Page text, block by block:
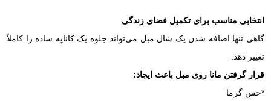
انتخابی مناسب برای تکمیل فضای زندگی
گاهی تنها اضافه شدن یک شال مبل می‌تواند جلوه یک کاناپه ساده را کاملاً
تغییر دهد.
قرار گرفتن مانا روی مبل باعث ایجاد:
*حس گرما